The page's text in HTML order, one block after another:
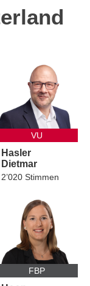
VU
Hasler
Dietmar
2’020 Stimmen
FBP